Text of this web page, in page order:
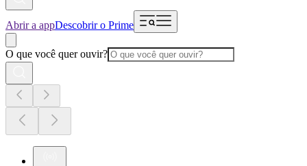
Abrir a appDescobrir o Prime
O que você quer ouvir?